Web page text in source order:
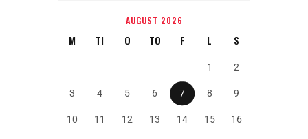
AUGUST 2026
M TI O TO F L S
1 2
3 4 5 6 7 8 9
10 11 12 13 14 15 16